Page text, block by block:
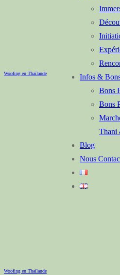
Woofing en Thaïlande
Infos &
Bons
Bons
Thani
Blog
Nous
Woofing en Thaïlande